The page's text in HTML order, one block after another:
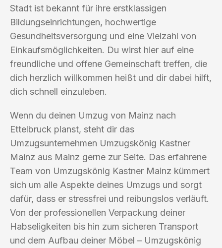
Stadt ist bekannt für ihre erstklassigen
Bildungseinrichtungen, hochwertige
Gesundheitsversorgung und eine Vielzahl von
Einkaufsmöglichkeiten. Du wirst hier auf eine
freundliche und offene Gemeinschaft treffen, die
dich herzlich willkommen heißt und dir dabei hilft,
dich schnell einzuleben.
Wenn du deinen Umzug von Mainz nach
Ettelbruck planst, steht dir das
Umzugsunternehmen Umzugskönig Kastner
Mainz aus Mainz gerne zur Seite. Das erfahrene
Team von Umzugskönig Kastner Mainz kümmert
sich um alle Aspekte deines Umzugs und sorgt
dafür, dass er stressfrei und reibungslos verläuft.
Von der professionellen Verpackung deiner
Habseligkeiten bis hin zum sicheren Transport
und dem Aufbau deiner Möbel – Umzugskönig